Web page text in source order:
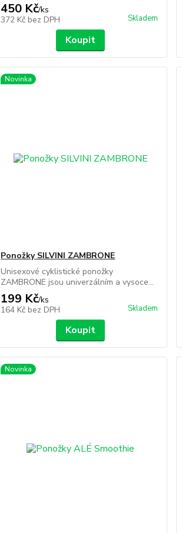
450 Kč/ks
372 Kč bez DPH Skladem
Koupit
Novinka
Ponožky SILVINI ZAMBRONE
Unisexové cyklistické ponožky
ZAMBRONE jsou univerzálním a vysoce...
199 Kč/ks
164 Kč bez DPH Skladem
Koupit
Novinka